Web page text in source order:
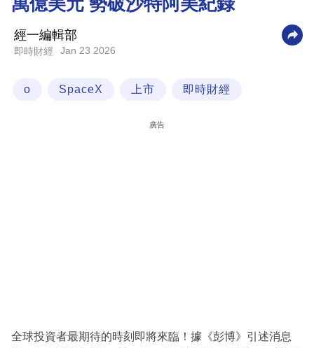
技
場
經一編輯部
即時財經 Jan 23 2026
o SpaceX 上市 即時財經
廣告
全球投資者最期待的時刻即將來臨！據《彭博》引述消息